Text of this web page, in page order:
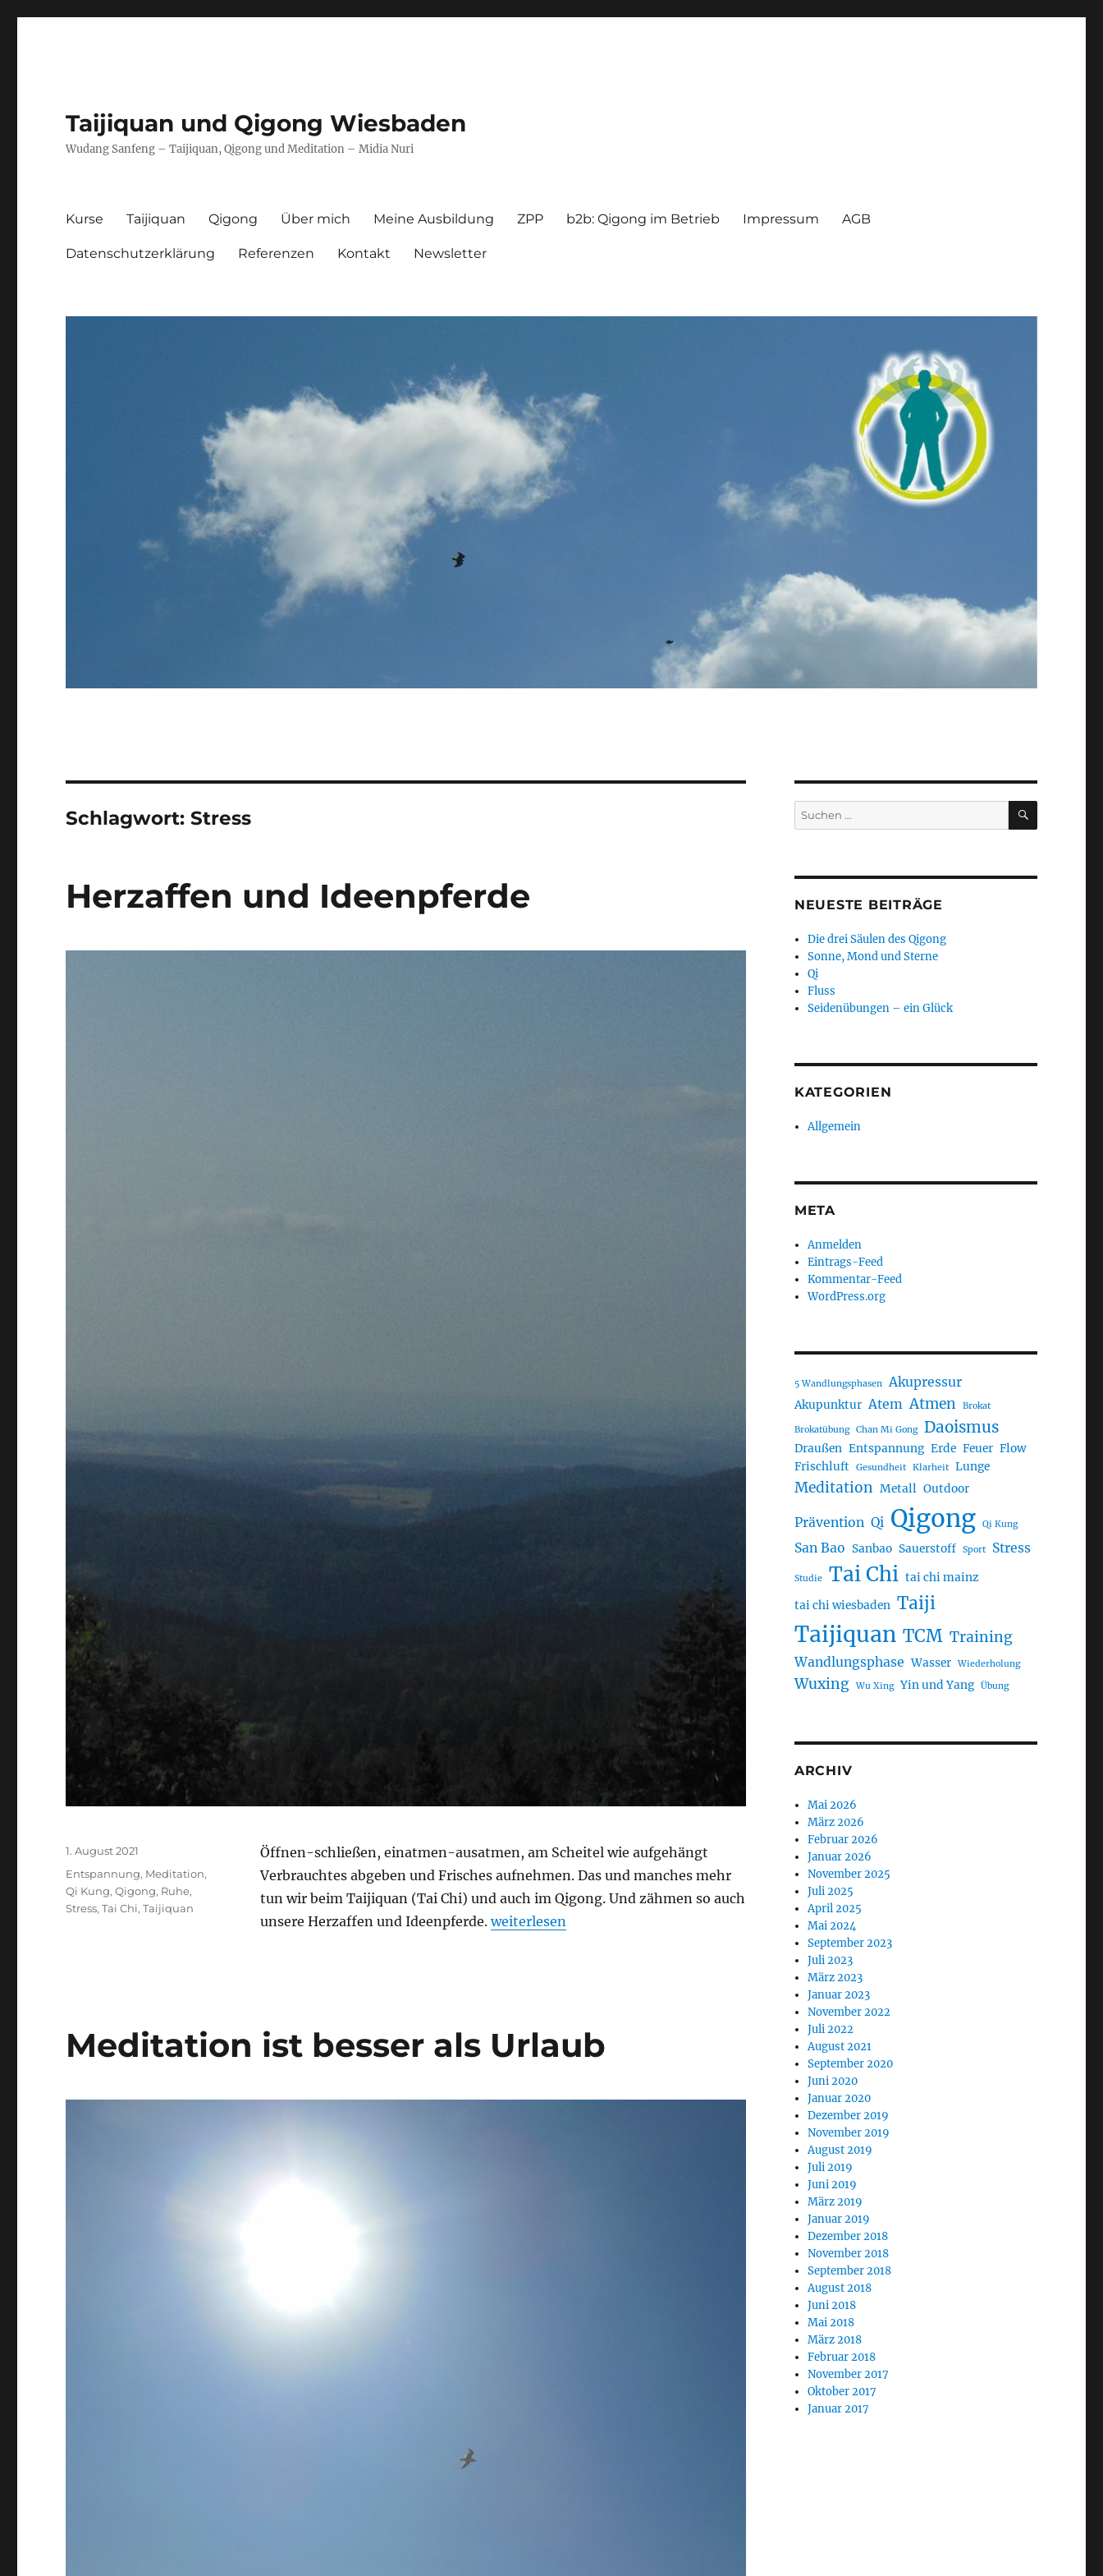
Taijiquan und Qigong Wiesbaden
Wudang Sanfeng – Taijiquan, Qigong und Meditation – Midia Nuri
Kurse Taijiquan Qigong Über mich Meine Ausbildung ZPP b2b: Qigong im Betrieb Impressum AGB
Datenschutzerklärung Referenzen Kontakt Newsletter
Schlagwort:Stress
Herzaffen und Ideenpferde
Öffnen-schließen, einatmen-ausatmen, am Scheitel wie aufgehängt
Verbrauchtes abgeben und Frisches aufnehmen. Das und manches mehr
tun wir beim Taijiquan (Tai Chi) und auch im Qigong. Und zähmen so auch
unsere Herzaffen und Ideenpferde.„Herzaffen und Ideenpferde“
weiterlesen
Veröffentlicht
am
1. August 2021
Schlagwörter
Entspannung, Meditation,
Qi Kung,Qigong, Ruhe,
Stress,Tai Chi,Taijiquan
Meditation ist besser als Urlaub
Suchen
nach:
SUCHEN
NEUESTE BEITRÄGE
Die drei Säulen des Qigong
Sonne, Mond und Sterne
Qi
Fluss
Seidenübungen – ein Glück
KATEGORIEN
Allgemein
META
Anmelden
Eintrags-Feed
Kommentar-Feed
WordPress.org
5 Wandlungsphasen Akupressur
Akupunktur Atem Atmen Brokat
Brokatübung Chan Mi Gong Daoismus
Draußen Entspannung Erde Feuer Flow
Frischluft
Gesundheit Klarheit Lunge
Meditation Metall Outdoor
Prävention Qi Qigong Qi Kung
San Bao Sanbao Sauerstoff Sport Stress
Studie Tai Chi tai chi mainz
tai chi wiesbaden Taiji
Taijiquan TCM Training
Wandlungsphase Wasser Wiederholung
Wuxing Wu Xing Yin und Yang Übung
ARCHIV
Mai 2026
März 2026
Februar 2026
Januar 2026
November 2025
Juli 2025
April 2025
Mai 2024
September 2023
Juli 2023
März 2023
Januar 2023
November 2022
Juli 2022
August 2021
September 2020
Juni 2020
Januar 2020
Dezember 2019
November 2019
August 2019
Juli 2019
Juni 2019
März 2019
Januar 2019
Dezember 2018
November 2018
September 2018
August 2018
Juni 2018
Mai 2018
März 2018
Februar 2018
November 2017
Oktober 2017
Januar 2017